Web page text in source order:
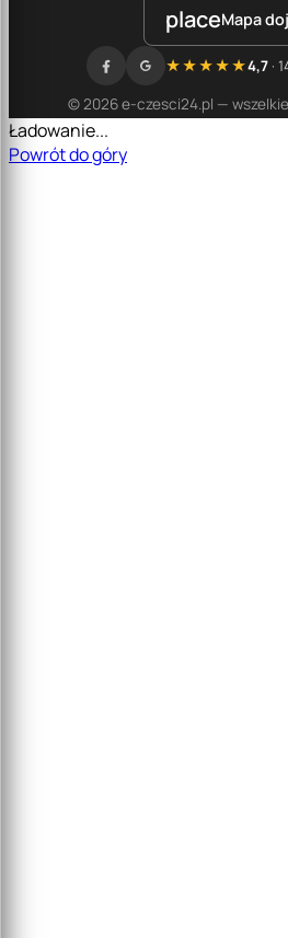
placeMapa
© 2026 e-czesci24.pl —
★★★★★4,7·
Ładowanie...
Powrót do góry